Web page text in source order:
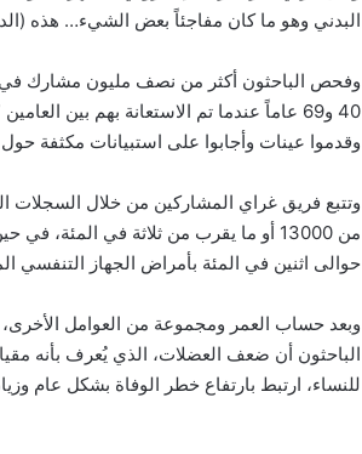
البدني وهو ما كان مفاجئاً بعض الشيء… هذه
وفحص الباحثون أكثر من نصف مليون مشارك في
وقدموا عينات وأجابوا على استبيانات مكثفة
وتتبع فريق غراي المشاركين من خلال
من 13000 أو ما يقرب من ثلاثة في
حوالى اثنين في المئة بأمراض الجهاز
وبعد حساب العمر ومجموعة من العوامل الأخرى،
للنساء، ارتبط بارتفاع خطر الوفاة بشكل عام